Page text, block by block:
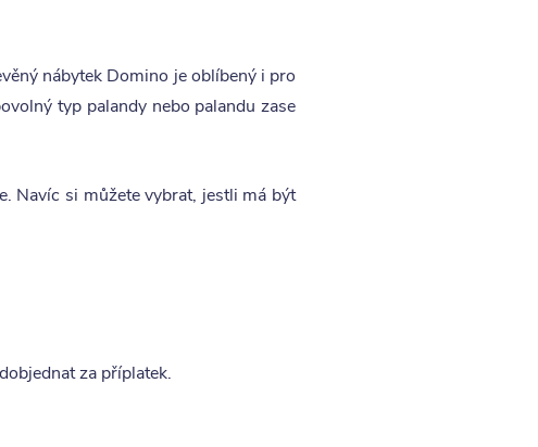
nábytek Domino je oblíbený i pro
typ palandy nebo palandu zase
Navíc si můžete vybrat, jestli má být
za příplatek.